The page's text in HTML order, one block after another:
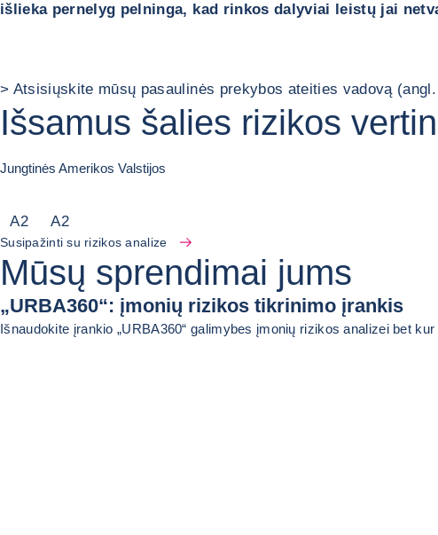
išlieka pernelyg pelninga, kad rinkos dalyviai leistų jai
> Atsisiųskite mūsų pasaulinės prekybos ateities vadovą (angl.
Išsamus šalies rizikos
Jungtinės Amerikos Valstijos
A2 A2
Susipažinti su rizikos analize
Mūsų sprendimai jums
„URBA360“: įmonių rizikos tikrinimo įrankis
Išnaudokite įrankio „URBA360“ galimybes įmonių rizikos analizei bet